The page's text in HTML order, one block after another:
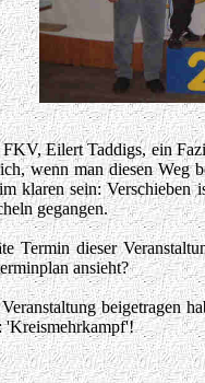
Eilert Taddigs, ein
wenn man diesen Weg
klaren sein:
gegangen.
Termin dieser
ansieht?
'Kreismehrkampf'!